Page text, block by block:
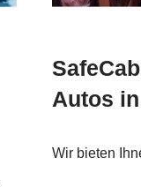
Autos
Wir bieten